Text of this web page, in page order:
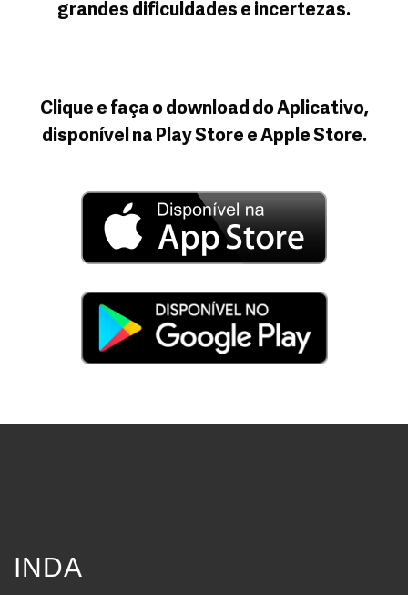
grandes dificuldades e incertezas.
Clique e faça o download do Aplicativo,
disponível na Play Store e Apple Store.
INDA